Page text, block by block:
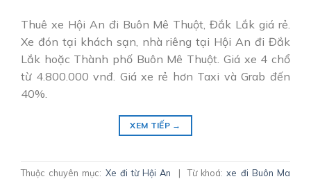
Thuê xe Hội An đi Buôn Mê Thuột, Đắk Lắk giá rẻ.
Xe đón tại khách sạn, nhà riêng tại Hội An đi Đắk
Lắk hoặc Thành phố Buôn Mê Thuột. Giá xe 4 chổ
từ 4.800.000 vnđ. Giá xe rẻ hơn Taxi và Grab đến
40%.
XEM TIẾP →
Thuộc chuyên mục: Xe đi từ Hội An | Từ khoá:xe đi Buôn Ma